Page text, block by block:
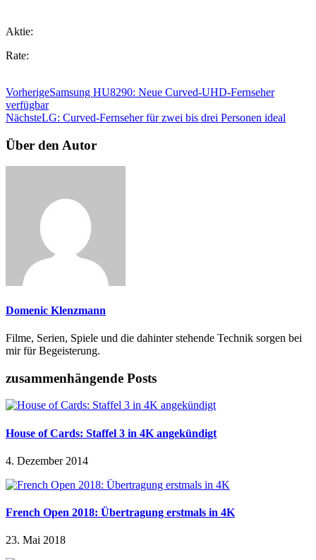
Aktie:
Rate:
VorherigeSamsung HU8290: Neue Curved-UHD-Fernseher
verfügbar
NächsteLG: Curved-Fernseher für zwei bis drei Personen ideal
Über den Autor
Domenic Klenzmann
Filme, Serien, Spiele und die dahinter stehende Technik sorgen bei
mir für Begeisterung.
zusammenhängende Posts
House of Cards: Staffel 3 in 4K angekündigt
4. Dezember 2014
French Open 2018: Übertragung erstmals in 4K
23. Mai 2018